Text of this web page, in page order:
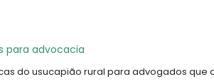
do usucapião rural para advogados que